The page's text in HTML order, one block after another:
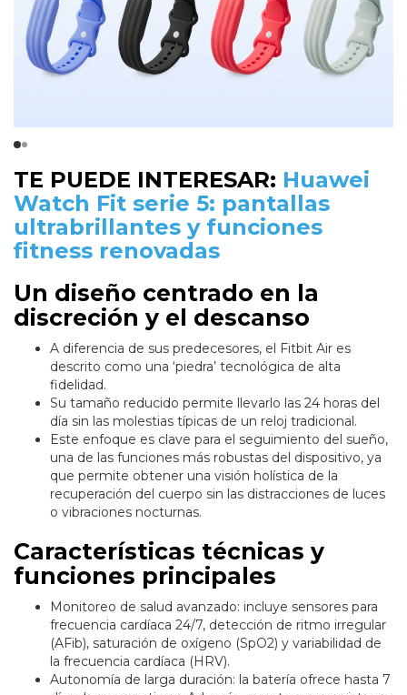
TE PUEDE INTERESAR: Huawei
Watch Fit serie 5: pantallas
ultrabrillantes y funciones
fitness renovadas
Un diseño centrado en la
discreción y el descanso
A diferencia de sus predecesores, el Fitbit Air es
descrito como una ‘piedra’ tecnológica de alta
fidelidad.
Su tamaño reducido permite llevarlo las 24 horas del
día sin las molestias típicas de un reloj tradicional.
Este enfoque es clave para el seguimiento del sueño,
una de las funciones más robustas del dispositivo, ya
que permite obtener una visión holística de la
recuperación del cuerpo sin las distracciones de luces
o vibraciones nocturnas.
Características técnicas y
funciones principales
Monitoreo de salud avanzado: incluye sensores para
frecuencia cardíaca 24/7, detección de ritmo irregular
(AFib), saturación de oxígeno (SpO2) y variabilidad de
la frecuencia cardíaca (HRV).
Autonomía de larga duración: la batería ofrece hasta 7